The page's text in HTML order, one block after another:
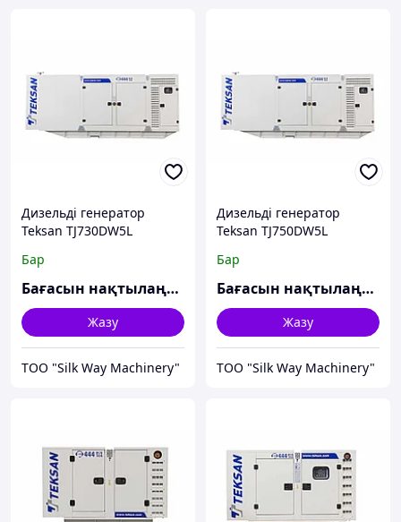
Дизельді генератор
Teksan TJ730DW5L
Бар
Бағасын нақтылаңыз
Жазу
TOO "Silk Way Machinery"
Дизельді генератор
Teksan TJ750DW5L
Бар
Бағасын нақтылаңыз
Жазу
TOO "Silk Way Machinery"